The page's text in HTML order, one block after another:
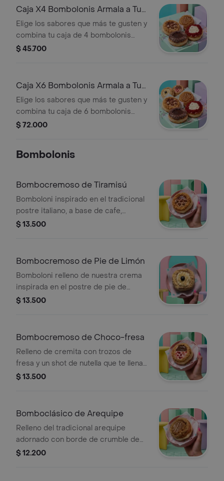
garrapiñados. ¡pídela y vive tu propia
lluvia de hamburguesas!
Caja X4 Bombolonis Armala a Tu
Gusto
Elige los sabores que más te gusten y
combina tu caja de 4 bombolonis
(donas artesanales) como prefieras.
$ 45.700
Caja X6 Bombolonis Armala a Tu
Gusto
Elige los sabores que más te gusten y
combina tu caja de 6 bombolonis
(donas artesanales) como prefieras
$ 72.000
Bombolonis
Bombocremoso de Tiramisú
Bomboloni inspirado en el tradicional
postre italiano, a base de cafe,
chocolate y queso crema, decorado
$ 13.500
Bombocremoso de Pie de Limón
Bomboloni relleno de nuestra crema
inspirada en el postre de pie de
limón, adornado con topping de
$ 13.500
Bombocremoso de Choco-fresa
Relleno de cremita con trozos de
fresa y un shot de nutella que te llena
el alma! adornado con topping de
$ 13.500
Bomboclásico de Arequipe
Relleno del tradicional arequipe
adornado con borde de crumble de
galleta.
$ 12.200